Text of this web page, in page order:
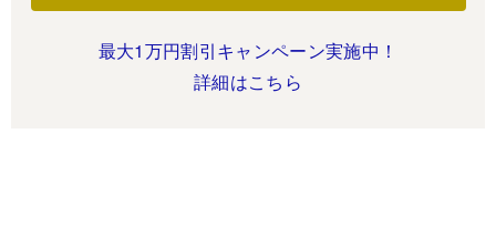
最大1万円割引キャンペーン実施中！
詳細はこちら